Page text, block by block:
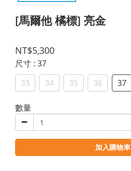
[馬爾他 橘標] 亮金
NT$5,300
尺寸 : 37
33
34 35 36 37
數量
加入購物車